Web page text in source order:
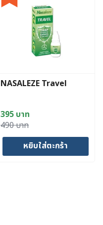
NASALEZE Travel
490บาท
Original
price
395 บาท
Current
price
หยิบใส่ตะกร้า